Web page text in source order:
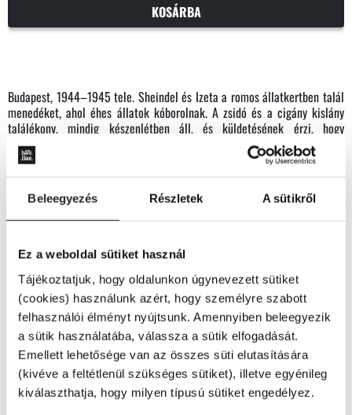
Beleegyezés Részletek A sütikről
Ez a weboldal sütiket használ
Tájékoztatjuk, hogy oldalunkon úgynevezett sütiket
(cookies) használunk azért, hogy személyre szabott
felhasználói élményt nyújtsunk. Amennyiben beleegyezik
a sütik használatába, válassza a sütik elfogadását.
Emellett lehetősége van az összes süti elutasítására
(kivéve a feltétlenül szükséges sütiket), illetve egyénileg
kiválaszthatja, hogy milyen típusú sütiket engedélyez.
KOSÁRBA
Budapest, 1944–1945 tele. Sheindel és Izeta a romos állatkertben talál
menedéket, ahol éhes állatok kóborolnak. A zsidó és a cigány kislány
találékony, mindig készenlétben áll, és küldetésének érzi, hogy
megszervezze a zsiráfok, zebrák és más állatok szöktetését a nácik
birtokolta és a Vörös Hadsereg szorongatta városból. Sheindel
évtizedekkel a háború után visszatér Budapestre, és hosszú kutatásba
kezd Izeta után. 1995-ben, a szintén ostrom sújtotta Szarajevóban még
mindig őt keresi. Jean Hatzfeld regénye egyszerre apokaliptikus,
megindító és a végletekig letisztult. A két kislány barátságáról olvasva,
részesei lehetünk.
Jean Hatzfeld(1949) francia író, újságíró, a Gallimard szerzője.
Madagaszkárban született egy nyolcgyerekes család negyedik
gyerekeként. Gyerekkorát Le Chambon-sur-Lignonban töltötte, amelynek
a lakói a második világháború alatt zsidók ezreinek nyújtottak
menedéket. Mielőtt Párizsba költözött volna, dolgozott gyárban is. Olyan
Tovább
KÖNYV ADATAI
VIDEÓK
RÉSZLET A KÖNYVBŐL